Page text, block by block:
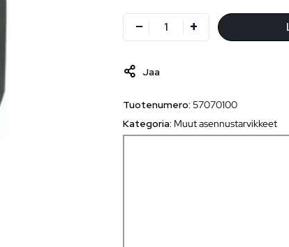
Jaa
Tuotenumero: 57070100
Kategoria: Muut asennustarvikkeet